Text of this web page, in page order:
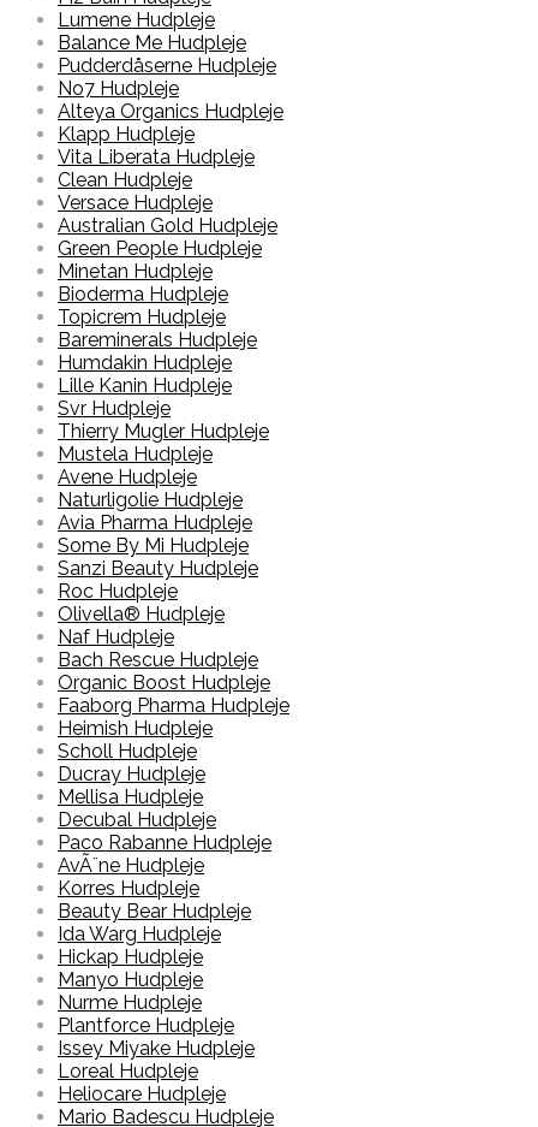
Lumene Hudpleje
Balance Me Hudpleje
Pudderdåserne Hudpleje
No7 Hudpleje
Alteya Organics Hudpleje
Klapp Hudpleje
Vita Liberata Hudpleje
Clean Hudpleje
Versace Hudpleje
Australian Gold Hudpleje
Green People Hudpleje
Minetan Hudpleje
Bioderma Hudpleje
Topicrem Hudpleje
Bareminerals Hudpleje
Humdakin Hudpleje
Lille Kanin Hudpleje
Svr Hudpleje
Thierry Mugler Hudpleje
Mustela Hudpleje
Avene Hudpleje
Naturligolie Hudpleje
Avia Pharma Hudpleje
Some By Mi Hudpleje
Sanzi Beauty Hudpleje
Roc Hudpleje
Olivella® Hudpleje
Naf Hudpleje
Bach Rescue Hudpleje
Organic Boost Hudpleje
Faaborg Pharma Hudpleje
Heimish Hudpleje
Scholl Hudpleje
Ducray Hudpleje
Mellisa Hudpleje
Decubal Hudpleje
Paco Rabanne Hudpleje
AvÃ¨ne Hudpleje
Korres Hudpleje
Beauty Bear Hudpleje
Ida Warg Hudpleje
Hickap Hudpleje
Manyo Hudpleje
Nurme Hudpleje
Plantforce Hudpleje
Issey Miyake Hudpleje
Loreal Hudpleje
Heliocare Hudpleje
Mario Badescu Hudpleje